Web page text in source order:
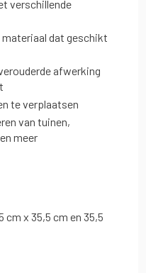
verschillende
materiaal dat geschikt
afwerking
te verplaatsen
van tuinen,
meer
x 35,5 cm en 35,5